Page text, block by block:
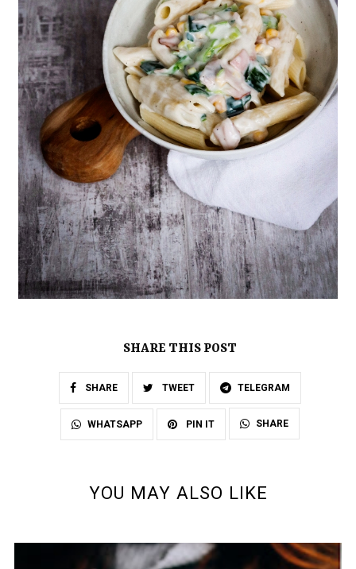
SHARE THIS POST
SHARE TWEET TELEGRAM
WHATSAPP PIN IT SHARE
YOU MAY ALSO LIKE